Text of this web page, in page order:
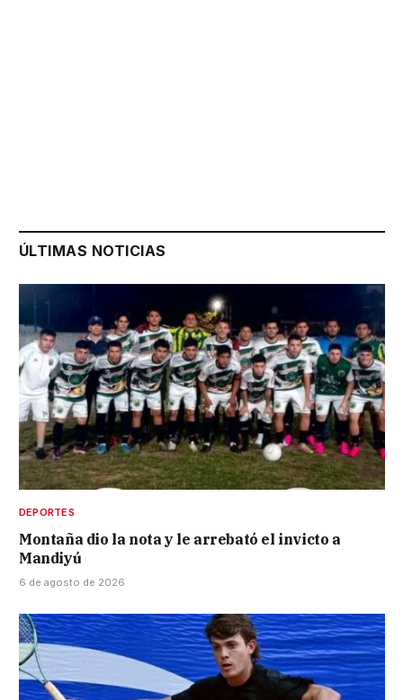
ÚLTIMAS NOTICIAS
DEPORTES
Montaña dio la nota y le arrebató el invicto a
Mandiyú
6 de agosto de 2026